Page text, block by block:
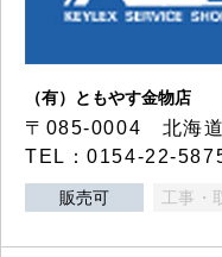
（有）ともやす金物店
〒085-0004 北海
TEL：0154-22-
販売可 工事・